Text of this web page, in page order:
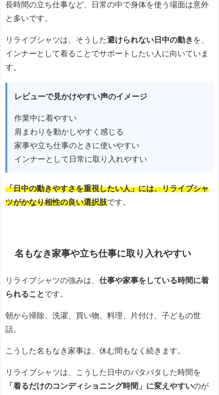
長時間の立ち仕事など、日常の中で身体を使う場面は意外
と多いです。
リライブシャツは、そうした避けられない日中の動き を、
インナーとして着ることでサポートしたい人に向いていま
す。
レビューで見かけやすい声のイメージ
作業中に着やすい
肩まわりを動かしやすく感じる
家事や立ち仕事のときに使いやすい
インナーとして日常に取り入れやすい
「日中の動きやすさを重視したい人」には、リライブシャ
ツがかなり相性の良い選択肢です。
名もなき家事や立ち仕事に取り入れやすい
リライブシャツの強みは、 仕事や家事をしている時間に着
られることです。
朝から掃除、洗濯、買い物、料理、片付け、子どもの世
話。
こうした名もなき家事は、休む間もなく続きます。
リライブシャツは、こうした日中のバタバタした時間を
「着るだけのコンディショニング時間」に変えやすいのが